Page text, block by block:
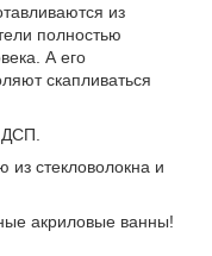
из
полностью
А его
скапливаться
стекловолокна и
акриловые ванны!